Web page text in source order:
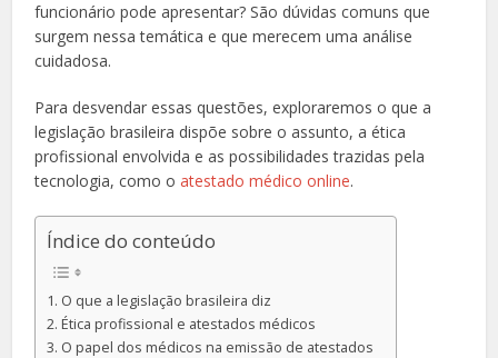
funcionário pode apresentar? São dúvidas comuns que
surgem nessa temática e que merecem uma análise
cuidadosa.
Para desvendar essas questões, exploraremos o que a
legislação brasileira dispõe sobre o assunto, a ética
profissional envolvida e as possibilidades trazidas pela
tecnologia, como oatestado médico online.
Índice do conteúdo
O que a legislação brasileira diz
Ética profissional e atestados médicos
O papel dos médicos na emissão de atestados